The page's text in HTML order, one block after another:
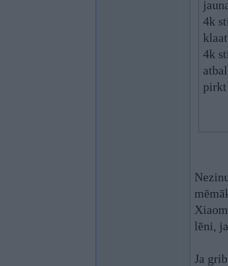
4k
4k
lēni,
Ja